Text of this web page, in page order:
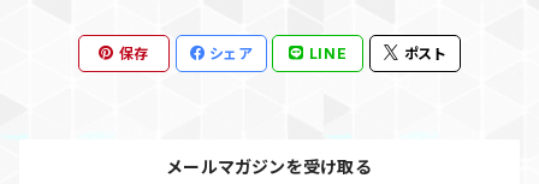
保存 シェア LINE ポスト
メールマガジンを受け取る